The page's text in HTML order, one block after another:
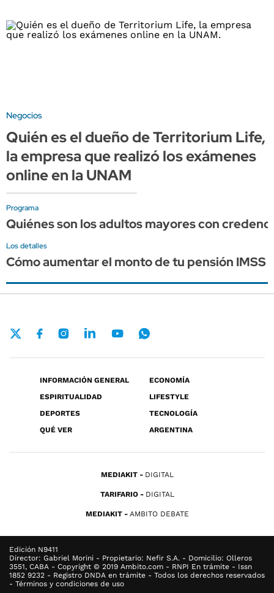
Negocios
Quién es el dueño de Territorium Life,
la empresa que realizó los exámenes
online en la UNAM
Programa
Quiénes son los adultos mayores con
Los detalles
Cómo aumentar el monto de tu pensión
INFORMACIÓN GENERAL
ECONOMÍA
ESPIRITUALIDAD
LIFESTYLE
DEPORTES
TECNOLOGÍA
QUÉ VER
ARGENTINA
MEDIAKIT DIGITAL
TARIFARIO DIGITAL
MEDIAKIT AMBITO DEBATE
Edición N9411
Director: Gabriel Morini - Propietario: Nefir S.A. - Domicilio: Olleros
3551, CABA - Copyright © 2019 Ambito.com - RNPI En trámite - Issn
1852 9232 - Registro DNDA en trámite - Todos los derechos reservados
- Términos y condiciones de uso